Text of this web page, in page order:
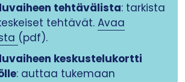
tehtävälista: tarkista
tehtävät. Avaa
(pdf).
keskustelukortti
: auttaa tukemaan